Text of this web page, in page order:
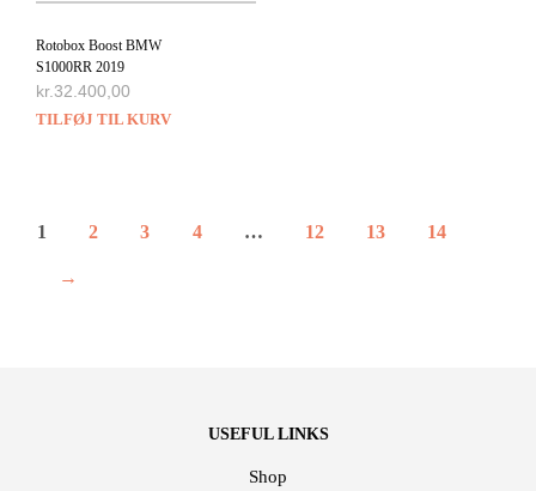
Rotobox Boost BMW
S1000RR 2019
kr. 32.400,00
TILFØJ TIL KURV
1 2 3 4 … 12 13 14
→
USEFUL LINKS
Shop